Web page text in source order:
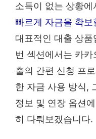
소득이 없는 상황에
빠르게 자금을 확보
대표적인 대출 상품
번 섹션에서는 카카
출의 간편 신청 프
한 자금 사용 방식,
정보 및 연장 옵션
히 다뤄보겠습니다.